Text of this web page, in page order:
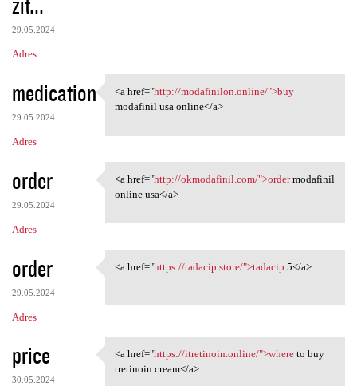
29.05.2024
Adres
medication
29.05.2024
Adres
<a href="http://modafinilon
<a href="http://modafinilon.online/">buy
modafinil usa online</a>
order
29.05.2024
Adres
<a href="http://okmodafinil
<a href="http://okmodafinil.com/">ordermodafinil
online usa</a>
order
29.05.2024
Adres
<a href="https://tadacip
<a href="https://tadacip.store/">tadacip 5</a>
price
30.05.2024
<a href="https://itretinoin
<a href="https://itretinoin.online/">whereto buy
tretinoin cream</a>